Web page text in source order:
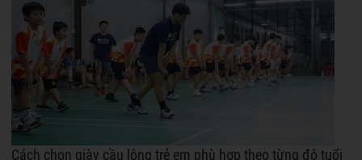
Cách chọn giày cầu lông trẻ em phù hợp theo từng độ tuổi